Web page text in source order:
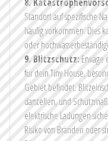
Standort auf spezifische
häufig vorkommen. Dies
oder
9. Blitzschutz:
für dein Tiny House,
Gebiet befindet.
darstellen, und
elektrische Ladungen
Risiko von Bränden oder